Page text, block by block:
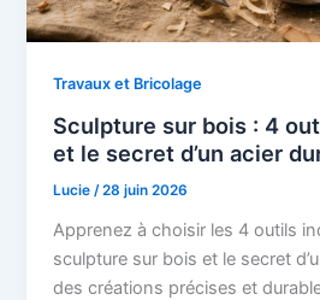
Travaux et Bricolage
Sculpture sur bois : 4
et le secret d’un acier
Lucie/28 juin 2026
Apprenez à choisir les 4 outils
sculpture sur bois et le secret
des créations précises et